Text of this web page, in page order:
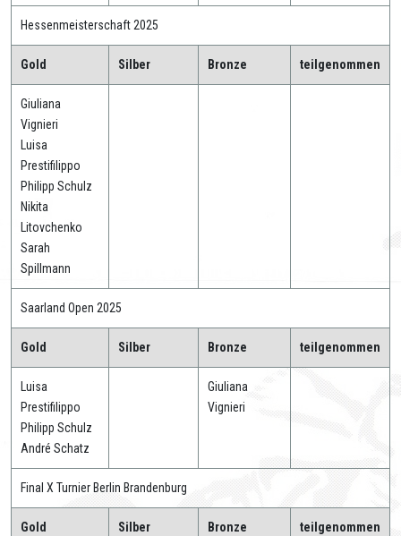
Hessenmeisterschaft 2025
Gold Silber Bronze teilgenommen
Giuliana
Vignieri
Luisa
Prestifilippo
Philipp Schulz
Nikita
Litovchenko
Sarah
Spillmann
Saarland Open 2025
Gold Silber Bronze teilgenommen
Luisa
Prestifilippo
Philipp Schulz
André Schatz
Giuliana
Vignieri
Final X Turnier Berlin Brandenburg
Gold Silber Bronze teilgenommen